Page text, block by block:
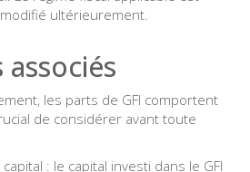
ultérieurement.
associés
les parts de GFI comportent
de considérer avant toute
: le capital investi dans le GFI